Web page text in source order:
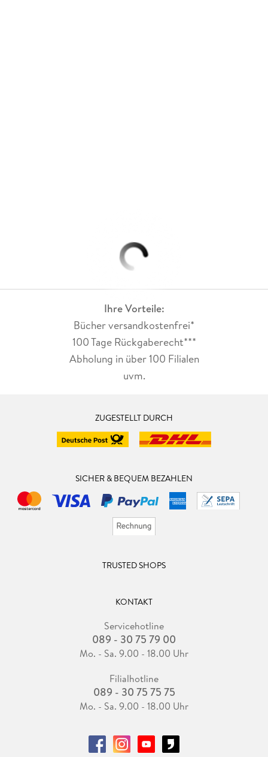
Ihre Vorteile:
Bücher versandkostenfrei*
100 Tage Rückgaberecht***
Abholung in über 100 Filialen
uvm.
ZUGESTELLT DURCH
SICHER & BEQUEM BEZAHLEN
TRUSTED SHOPS
KONTAKT
Servicehotline
089 - 30 75 79 00
Mo. - Sa. 9.00 - 18.00 Uhr
Filialhotline
089 - 30 75 75 75
Mo. - Sa. 9.00 - 18.00 Uhr